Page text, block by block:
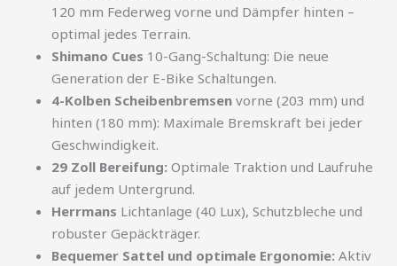
120 mm Federweg vorne und Dämpfer hinten –
optimal jedes Terrain.
Shimano Cues 10-Gang-Schaltung: Die neue
Generation der E-Bike Schaltungen.
4-Kolben Scheibenbremsen vorne (203 mm) und
hinten (180 mm): Maximale Bremskraft bei jeder
Geschwindigkeit.
29 Zoll Bereifung: Optimale Traktion und Laufruhe
auf jedem Untergrund.
Herrmans Lichtanlage (40 Lux), Schutzbleche und
robuster Gepäckträger.
Bequemer Sattel und optimale Ergonomie: Aktiv